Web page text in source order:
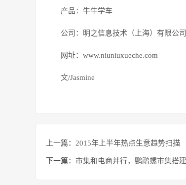
产品：牛牛学车
公司：明之信息技术（上海）有限公司
网址：www.niuniuxueche.com
文/Jasmine
上一篇： 2015年上半年热点生意趋势扫描
下一篇： 市集和电商并行，鹦鹉螺市集搭